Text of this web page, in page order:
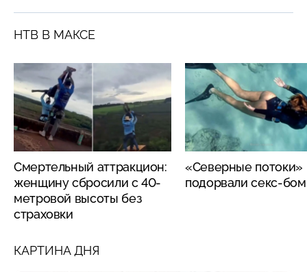
НТВ В МАКСЕ
Смертельный аттракцион:
женщину сбросили с 40-
метровой высоты без
страховки
«Северные потоки»
подорвали секс-
КАРТИНА ДНЯ